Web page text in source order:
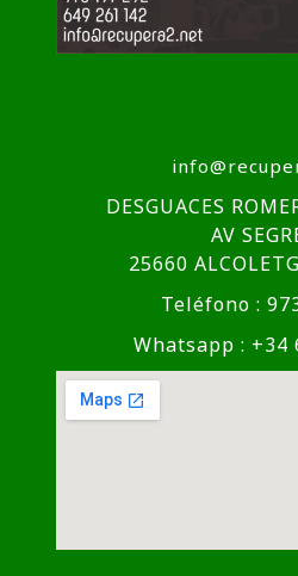
DESGUACES
AV
25660
Teléfono :
Whatsapp : +34